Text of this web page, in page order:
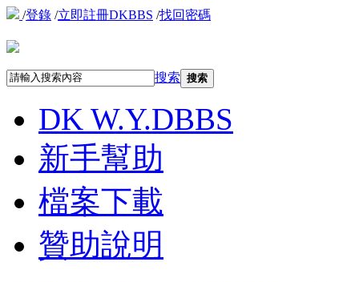
/登錄 /立即註冊DKBBS /找回密碼
搜索 搜索
DK W.Y.DBBS
新手幫助
檔案下載
贊助說明